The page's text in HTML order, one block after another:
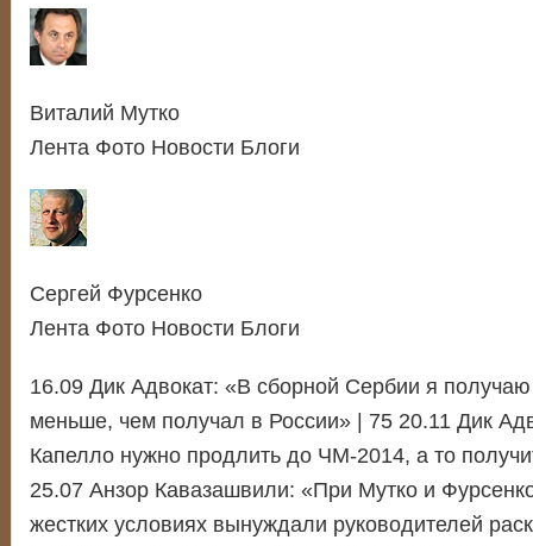
Виталий Мутко
Лента Фото Новости Блоги
Сергей Фурсенко
Лента Фото Новости Блоги
16.09 Дик Адвокат: «В сборной Сербии я
меньше, чем получал в России» | 75 20.11 Дик
Капелло нужно продлить до ЧМ-2014, а то
25.07 Анзор Кавазашвили: «При Мутко и
жестких условиях вынуждали руководителей